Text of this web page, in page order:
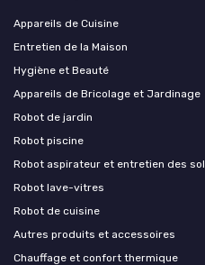
Appareils de Cuisine
Entretien de la Maison
Hygiène et Beauté
Appareils de Bricolage et Jardinage
Robot de jardin
Robot piscine
Robot aspirateur et entretien des
Robot lave-vitres
Robot de cuisine
Autres produits et accessoires
Chauffage et confort thermique